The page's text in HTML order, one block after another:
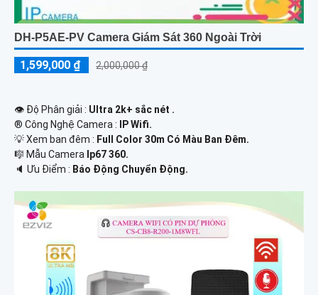
DH-P5AE-PV Camera Giám Sát 360 Ngoài Trời
1,599,000 ₫ 2,000,000 ₫
👁 Độ Phân giải : Ultra 2k+ sắc nét .
®️ Công Nghệ Camera :
IP Wifi.
💡 Xem ban đêm : Full Color 30m Có Màu Ban Ðêm.
🎼️ Mẫu Camera Ip67 360.
️🔈 Ưu Điểm : Báo Động Chuyển Động.